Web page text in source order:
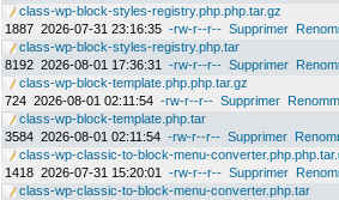
class-wp-block-styles-registry.php.php.tar.gz
1887 2026-07-31 23:16:35 -rw-r--r-- Supprimer
class-wp-block-styles-registry.php.tar
8192 2026-08-01 17:36:31 -rw-r--r-- Supprimer
class-wp-block-template.php.php.tar.gz
724 2026-08-01 02:11:54 -rw-r--r-- Supprimer
class-wp-block-template.php.tar
3584 2026-08-01 02:11:54 -rw-r--r-- Supprimer
class-wp-classic-to-block-menu-
1418 2026-07-31 15:20:01 -rw-r--r-- Supprimer
class-wp-classic-to-block-menu-converter.php.tar